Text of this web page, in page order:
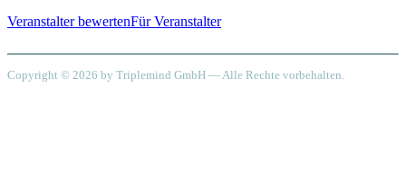
Veranstalter bewertenFür Veranstalter
Copyright © 2026 by Triplemind GmbH — Alle Rechte vorbehalten.